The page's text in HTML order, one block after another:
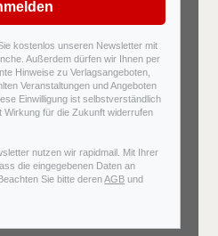
kostenlos unseren Newsletter mit
Außerdem dürfen wir Ihnen per
Hinweise zu Verlagsangeboten,
Veranstaltungen und Angeboten
Einwilligung ist selbstverständlich
Wirkung für die Zukunft widerrufen
nutzen wir rapidmail. Mit Ihrer
die eingegebenen Daten an
Sie bitte derenAGB und